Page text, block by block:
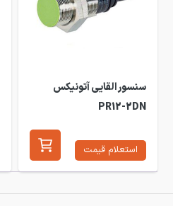
سنسور القایی آتونیکس
PR12-2DN
استعلام قیمت